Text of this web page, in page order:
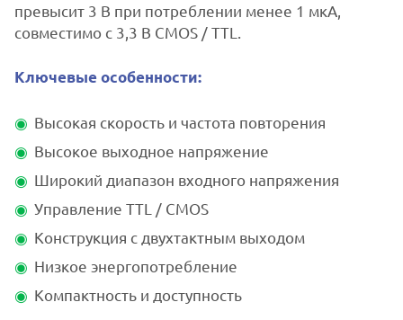
превысит 3 В при потреблении менее 1 мкА,
совместимо с 3,3 В CMOS / TTL.
Ключевые особенности:
Высокая скорость и частота повторения
Высокое выходное напряжение
Широкий диапазон входного напряжения
Управление TTL / CMOS
Конструкция с двухтактным выходом
Низкое энергопотребление
Компактность и доступность